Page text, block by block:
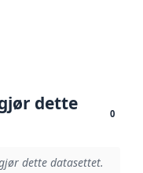
dette
0
dette datasettet.